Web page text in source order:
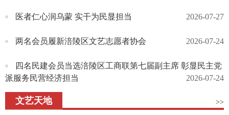
医者仁心润乌蒙 实干为民显担当 2026-07-27
两名会员履新涪陵区文艺志愿者协会 2026-07-24
四名民建会员当选涪陵区工商联第七届副主席 彰显民主党
派服务民营经济担当
2026-07-24
文艺天地 >>